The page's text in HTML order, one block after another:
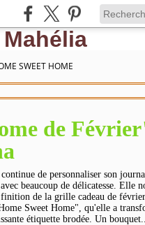
SWEET HOME
de
de personnaliser son
beaucoup de délicatesse. Elle
de la grille cadeau de février
Sweet Home", qu'elle a
étiquette brodée. Un